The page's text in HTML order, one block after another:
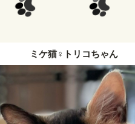
白(はく)君 チワワ